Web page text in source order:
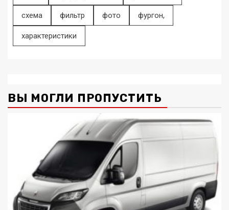
схема фильтр фото фургон,
характеристики
ВЫ МОГЛИ ПРОПУСТИТЬ